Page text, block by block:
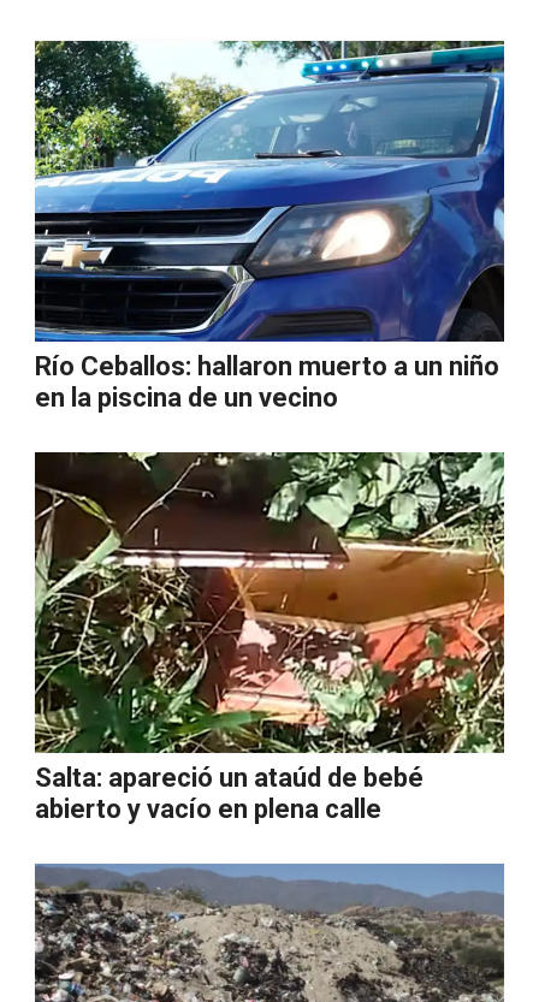
Río Ceballos: hallaron muerto a un niño
en la piscina de un vecino
Salta: apareció un ataúd de bebé
abierto y vacío en plena calle